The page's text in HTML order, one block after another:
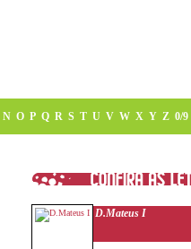
N O P Q R S T U V W X Y Z 0/9
D.Mateus I